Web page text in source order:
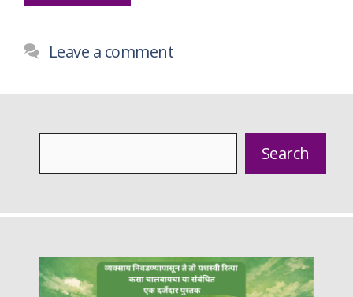
Leave a comment
Search